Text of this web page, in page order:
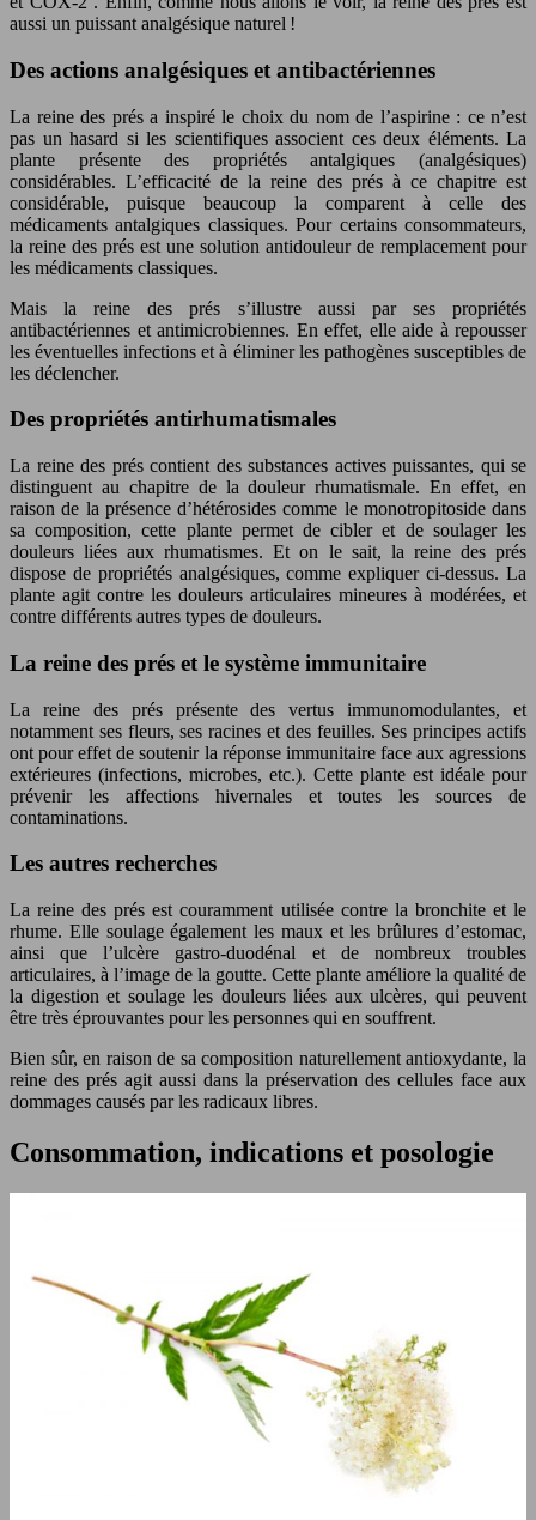
aussi un puissant analgésique naturel !
Des actions analgésiques et antibactériennes
La reine des prés a inspiré le choix du nom de l’aspirine : ce n’est
pas un hasard si les scientifiques associent ces deux éléments. La
plante présente des propriétés antalgiques (analgésiques)
considérables. L’efficacité de la reine des prés à ce chapitre est
considérable, puisque beaucoup la comparent à celle des
médicaments antalgiques classiques. Pour certains consommateurs,
la reine des prés est une solution antidouleur de remplacement pour
les médicaments classiques.
Mais la reine des prés s’illustre aussi par ses propriétés
antibactériennes et antimicrobiennes. En effet, elle aide à repousser
les éventuelles infections et à éliminer les pathogènes susceptibles de
les déclencher.
Des propriétés antirhumatismales
La reine des prés contient des substances actives puissantes, qui se
distinguent au chapitre de la douleur rhumatismale. En effet, en
raison de la présence d’hétérosides comme le monotropitoside dans
sa composition, cette plante permet de cibler et de soulager les
douleurs liées aux rhumatismes. Et on le sait, la reine des prés
dispose de propriétés analgésiques, comme expliquer ci-dessus. La
plante agit contre les douleurs articulaires mineures à modérées, et
contre différents autres types de douleurs.
La reine des prés et le système immunitaire
La reine des prés présente des vertus immunomodulantes, et
notamment ses fleurs, ses racines et des feuilles. Ses principes actifs
ont pour effet de soutenir la réponse immunitaire face aux agressions
extérieures (infections, microbes, etc.). Cette plante est idéale pour
prévenir les affections hivernales et toutes les sources de
contaminations.
Les autres recherches
La reine des prés est couramment utilisée contre la bronchite et le
rhume. Elle soulage également les maux et les brûlures d’estomac,
ainsi que l’ulcère gastro-duodénal et de nombreux troubles
articulaires, à l’image de la goutte. Cette plante améliore la qualité de
la digestion et soulage les douleurs liées aux ulcères, qui peuvent
être très éprouvantes pour les personnes qui en souffrent.
Bien sûr, en raison de sa composition naturellement antioxydante, la
reine des prés agit aussi dans la préservation des cellules face aux
dommages causés par les radicaux libres.
Consommation, indications et posologie